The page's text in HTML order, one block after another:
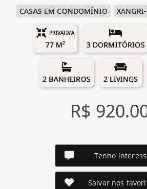
CASAS EM CONDOMÍNIO
PRIVATIVA
77 M² 3 DORMITÓRIOS
2 BANHEIROS 2 LIVINGS
R$
Tenho
Salvar nos